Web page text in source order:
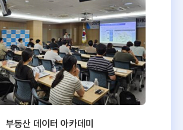
부동산 데이터 아카데미